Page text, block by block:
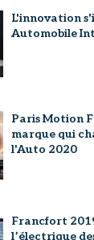
L'innovation
Automobile
Paris Motion
marque qui
l'Auto 2020
Francfort
l’électrique